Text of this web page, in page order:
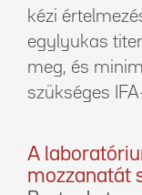
kézi
egylyukas
meg, és
szükséges
A
mozzanatát